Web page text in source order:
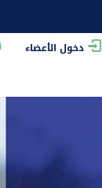
دخول الأعضاء